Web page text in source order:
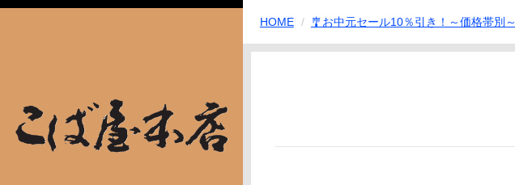
HOME 🎐お中元セール10％引き！～価格帯別～